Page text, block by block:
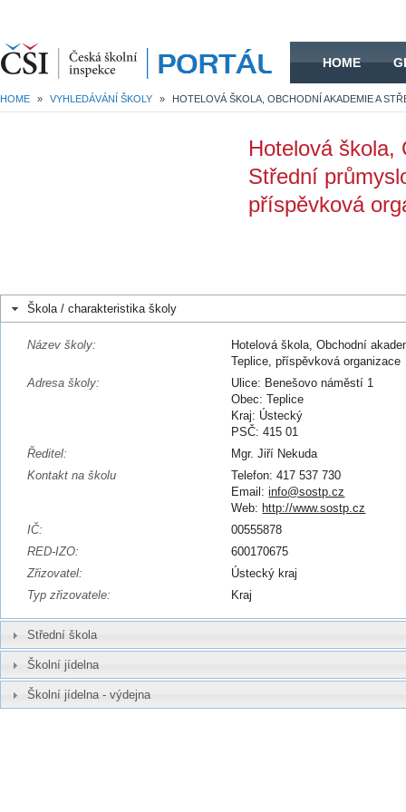
HOME
HOME » VYHLEDÁVÁNÍ ŠKOLY »
Hotelová škola,
Střední
příspěvková
Škola / charakteristika školy
Název školy:
Hotelová škola, Obchodní
Teplice, příspěvková organizace
Adresa školy:
Ulice: Benešovo náměstí 1
Obec: Teplice
Kraj: Ústecký
PSČ: 415 01
Ředitel:
Mgr. Jiří Nekuda
Kontakt na školu
Telefon: 417 537 730
Email:info@sostp.cz
Web: http://www.sostp.cz
IČ:
00555878
RED-IZO:
600170675
Zřizovatel:
Ústecký kraj
Typ zřizovatele:
Kraj
Střední škola
Školní jídelna
Školní jídelna - výdejna